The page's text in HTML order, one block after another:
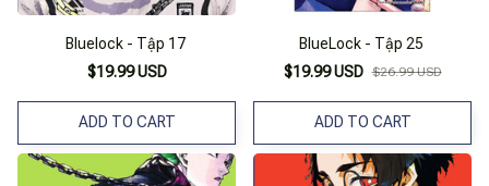
Bluelock - Tập 17
$19.99 USD
ADD TO CART
BlueLock - Tập 25
$19.99 USD $26.99 USD
ADD TO CART